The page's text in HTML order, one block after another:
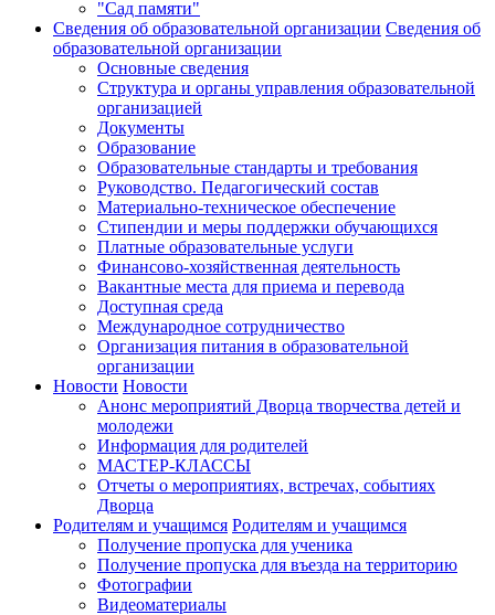
"Сад памяти"
Сведения об образовательной организации Сведения об
образовательной организации
Основные сведения
Структура и органы управления образовательной
организацией
Документы
Образование
Образовательные стандарты и требования
Руководство. Педагогический состав
Материально-техническое обеспечение
Стипендии и меры поддержки обучающихся
Платные образовательные услуги
Финансово-хозяйственная деятельность
Вакантные места для приема и перевода
Доступная среда
Международное сотрудничество
Организация питания в образовательной
организации
Новости Новости
Анонс мероприятий Дворца творчества детей и
молодежи
Информация для родителей
МАСТЕР-КЛАССЫ
Отчеты о мероприятиях, встречах, событиях
Дворца
Родителям и учащимся Родителям и учащимся
Получение пропуска для ученика
Получение пропуска для въезда на территорию
Фотографии
Видеоматериалы